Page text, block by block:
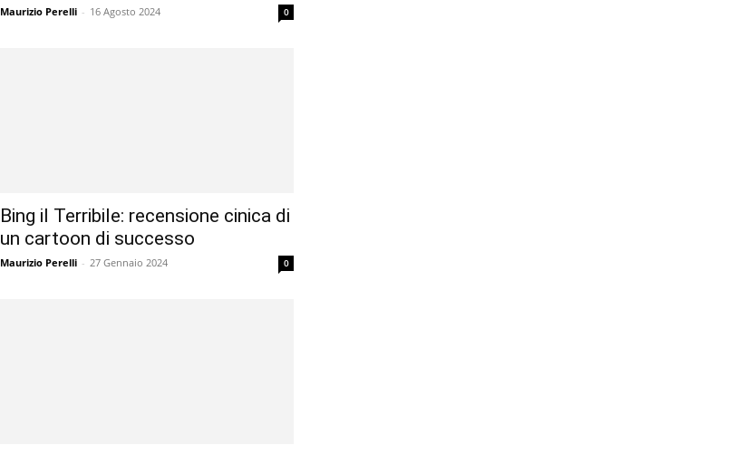
Maurizio Perelli - 16 Agosto 2024 0
Bing il Terribile: recensione cinica di
un cartoon di successo
Maurizio Perelli - 27 Gennaio 2024 0